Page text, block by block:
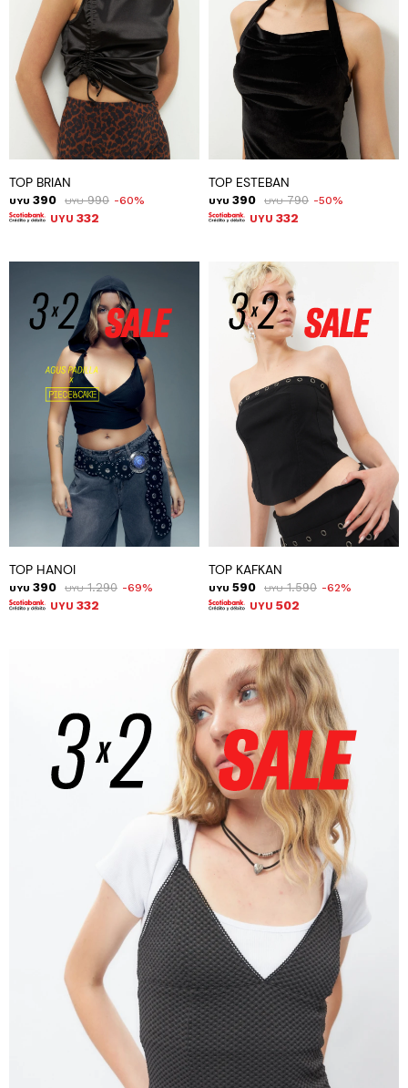
TOP BRIAN
UYU 390 UYU 990 60
UYU 332
TOP ESTEBAN
UYU 390 UYU 790 50
UYU 332
TOP HANOI
UYU 390 UYU 1.290 69
UYU 332
TOP KAFKAN
UYU 590 UYU 1.590 62
UYU 502